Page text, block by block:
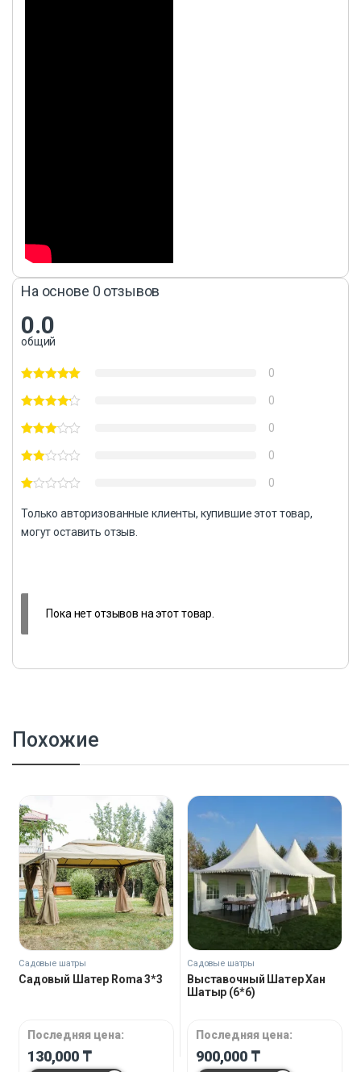
На основе 0 отзывов
0.0
общий
0
0
0
0
0
Только авторизованные клиенты, купившие этот товар,
могут оставить отзыв.
Пока нет отзывов на этот товар.
Похожие
Садовые шатры
Садовый Шатер Roma 3*3
Последняя цена:
130,000 ₸
Садовые шатры
Выставочный Шатер Хан
Шатыр (6*6)
Последняя цена:
900,000 ₸